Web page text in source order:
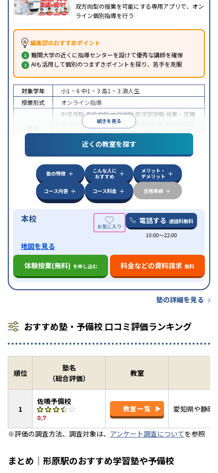
双方向型の授業を可能にする専用アプリで、オン
ライン個別指導を行う
編集部のおすすめポイント
難関大学の近くに指導センターを設けて優秀な講師を確保
AIも活用して個別のつまずきポイントを探り、苦手を克服
続きを見る
対象学年 小1 ~ 6 中1 ~ 3 高1 ~ 3 浪人生
授業形式
オンライン指導
中学受験高校受験大学受験 医学部受験 授業・定期
テスト対策
内申点対策 学習習慣の定着
(旧AO)対策推薦入試対策英検(英語検定)対策漢検
(漢字検定)対策
中高一貫校生に対応成績保証制度あり授業の振替
可能不登校生に対応学習にPC・タブレットを利用
オンライン対応1科目から受講可能
近くの教室を探す
塾の特徴
こんな人に
おすすめ
メリット・
デメリット
コース内容
コース料金 合格実績
本校 電話する 通話料無料
10:00〜22:00
地図を見る
体験授業(無料) を申し込む 料金などの資料請求 無料
塾の詳細を見る
おすすめ塾・予備校 口コミ評価ランキング
順位
塾名
（総合評価）
教室
1
佐鳴予備校
3.7
教室一覧 愛知県や静岡
※評価の調査方法、調査対象は、 アンケート調査についてを参照
まとめ｜形原駅のおすすめ学習塾や予備校